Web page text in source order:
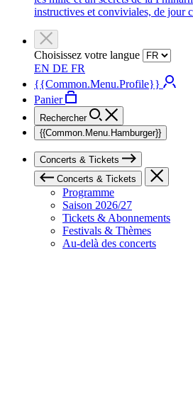
instructives et conviviales, de jour
Choisissez votre langue
EN DE FR
{{Common.Menu.Profile}}
Panier
Rechercher
{{Common.Menu.Hamburger}}
Concerts & Tickets
Concerts & Tickets
Programme
Saison 2026/27
Tickets & Abonnements
Festivals & Thèmes
Au-delà des concerts